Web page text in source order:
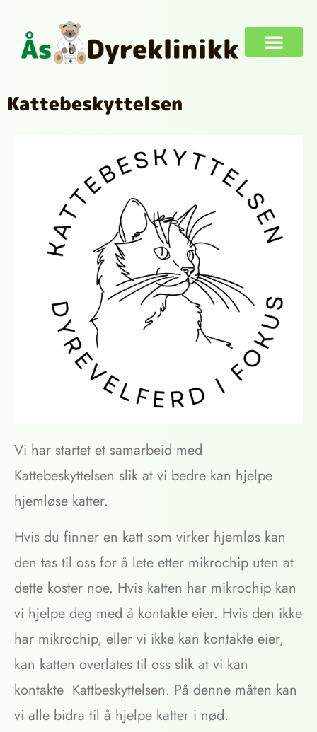
Kattebeskyttelsen
Vi har startet et samarbeid med
Kattebeskyttelsen slik at vi bedre kan hjelpe
hjemløse katter.
Hvis du finner en katt som virker hjemløs kan
den tas til oss for å lete etter mikrochip uten at
dette koster noe. Hvis katten har mikrochip kan
vi hjelpe deg med å kontakte eier. Hvis den ikke
har mikrochip, eller vi ikke kan kontakte eier,
kan katten overlates til oss slik at vi kan
kontakte Kattbeskyttelsen. På denne måten kan
vi alle bidra til å hjelpe katter i nød.